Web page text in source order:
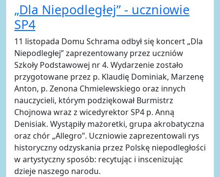
„Dla Niepodległej” - uczniowie
SP4
11 listopada Domu Schrama odbył się koncert „Dla
Niepodległej” zaprezentowany przez uczniów
Szkoły Podstawowej nr 4. Wydarzenie zostało
przygotowane przez p. Klaudię Dominiak, Marzenę
Anton, p. Zenona Chmielewskiego oraz innych
nauczycieli, którym podziękował Burmistrz
Chojnowa wraz z wicedyrektor SP4 p. Anną
Denisiak. Wystąpiły mażoretki, grupa akrobatyczna
oraz chór „Allegro”. Uczniowie zaprezentowali rys
historyczny odzyskania przez Polskę niepodległości
w artystyczny sposób: recytując i inscenizując
dzieje naszego narodu.